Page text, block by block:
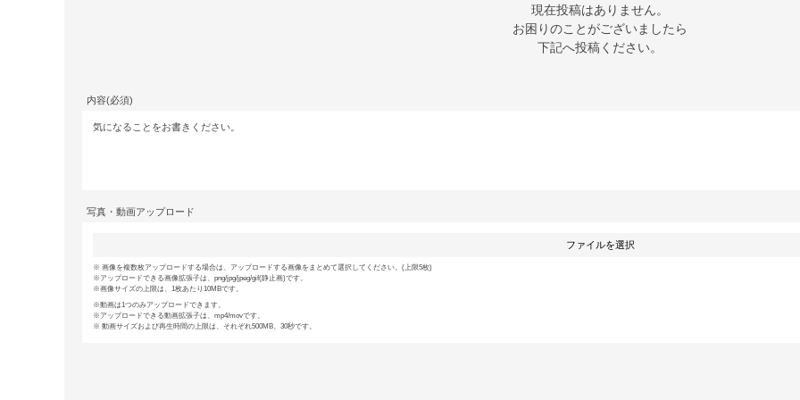
現在投稿はありません。
お困りのことがございましたら
下記へ投稿ください。
内容(必須)
写真・動画アップロード
ファイルを選択
画像を複数枚アップロードする場合は、アップロードする画像をまとめて選択してください。(上限5枚)
アップロードできる画像拡張子は、png/jpg/jpeg/gif(静止画)です。
画像サイズの上限は、1枚あたり10MBです。
動画は1つのみアップロードできます。
アップロードできる動画拡張子は、mp4/movです。
動画サイズおよび再生時間の上限は、それぞれ500MB、30秒です。